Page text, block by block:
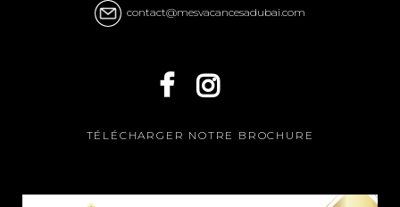
contact@mesvacancesadubai.com
TÉLÉCHARGER NOTRE BROCHURE